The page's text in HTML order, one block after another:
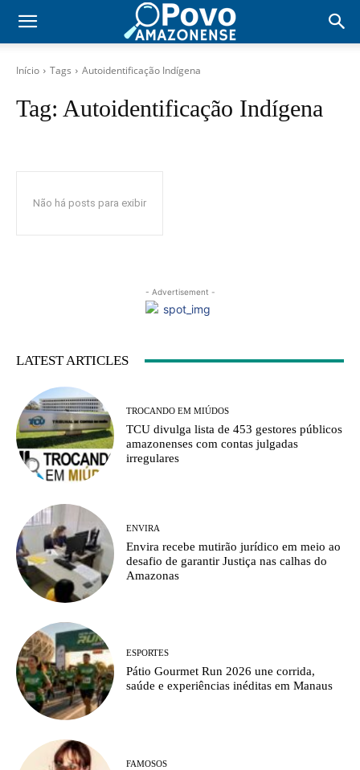
Início Tags Autoidentificação Indígena
Tag: Autoidentificação Indígena
Não há posts para exibir
- Advertisement -
LATEST ARTICLES
TROCANDO EM MIÚDOS
TCU divulga lista de 453 gestores públicos
amazonenses com contas julgadas
irregulares
ENVIRA
Envira recebe mutirão jurídico em meio ao
desafio de garantir Justiça nas calhas do
Amazonas
ESPORTES
Pátio Gourmet Run 2026 une corrida,
saúde e experiências inéditas em Manaus
FAMOSOS